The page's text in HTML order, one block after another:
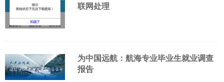
联网处理
为中国远航：航海专业毕业生就业调查
报告